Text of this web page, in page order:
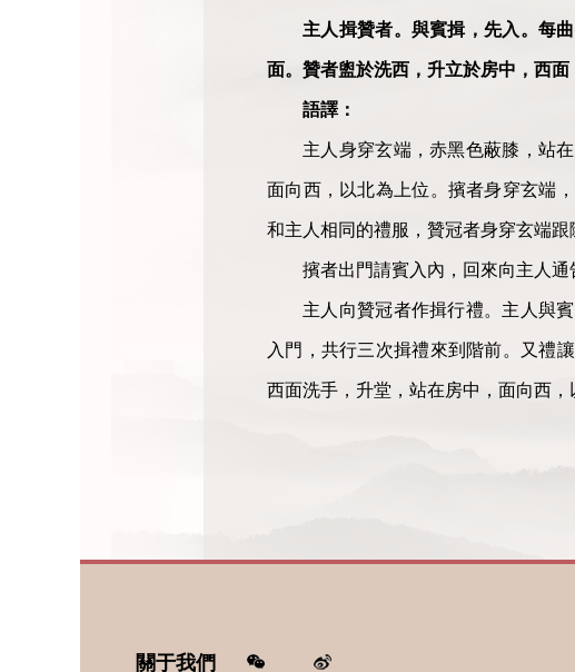
主人揖贊者。與賓揖，先入。每
面。贊者盥於洗西，升立於房中，西面
語譯：
主人身穿玄端，赤黑色蔽膝，站
面向西，以北為上位。擯者身穿玄端
和主人相同的禮服，贊冠者身穿玄端跟
擯者出門請賓入內，回來向主人
主人向贊冠者作揖行禮。主人與
入門，共行三次揖禮來到階前。又禮
西面洗手，升堂，站在房中，面向西，
關于我們